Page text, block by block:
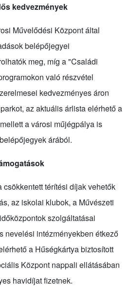
kedvezmények
Művelődési Központ által
belépőjegyei
meg, míg a "Családi
való részvétel
kedvezményes áron
az aktuális árlista elérhető a
a városi műjégpálya is
árából.
csökkentett térítési díjak vehetők
az iskolai klubok, a Művészeti
szolgáltatásai
nevelési intézményekben étkező
a Hűségkártya biztosított
Központ nappali ellátásában
havidíjat fizetnek.